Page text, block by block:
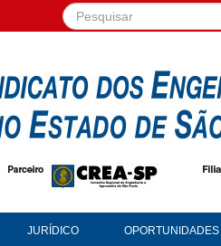
Pesquisar...
JURÍDICO OPORTUNIDADES